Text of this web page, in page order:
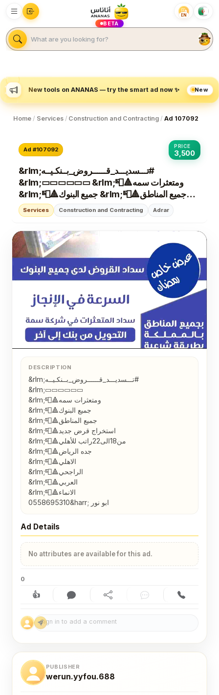
EN
BETA
New tools on ANANAS — try the smart ad now ✨ New
Home / Services / Construction and Contracting / Ad 107092
Ad #107092
PRICE
3,500
&rlm;⁧‫#تـــسديـــد_قــــــروض_بــنكـيــه‬⁩
&rlm;▭▭▭▭▭▭ &rlm;📮🔺ومتعثرات سمه
&rlm;📮🔺جميع البنوك &rlm;📮🔺جميع المناطق
&rlm;📮🔺استخراج قرض جديد &rlm;📮
🔺من18الى22راتب للأهلي &rlm;📮🔺جده الرياض
&...
Services Construction and Contracting Adrar
DESCRIPTION
&rlm;⁧‫#تـــسديـــد_قــــــروض_بــنكـيــه‬⁩
&rlm;▭▭▭▭▭▭
&rlm;📮🔺ومتعثرات سمه
&rlm;📮🔺جميع البنوك
&rlm;📮🔺جميع المناطق
&rlm;📮🔺استخراج قرض جديد
&rlm;📮🔺من18الى22راتب للأهلي
&rlm;📮🔺جده الرياض
&rlm;📮🔺الاهلي
&rlm;📮🔺الراجحي
&rlm;📮🔺العربي
&rlm;📮🔺الانماء
0558695310&harr;️ ابو نور
Ad Details
No attributes are available for this ad.
0
👍
Like (0) Comment (0)Share Chat Contact
PUBLISHER
werun.yyfou.688